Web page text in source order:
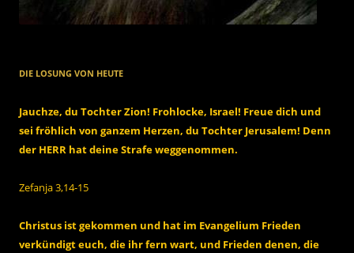
DIE LOSUNG VON HEUTE
Jauchze, du Tochter Zion! Frohlocke, Israel! Freue dich und
sei fröhlich von ganzem Herzen, du Tochter Jerusalem! Denn
der HERR hat deine Strafe weggenommen.
Zefanja 3,14-15
Christus ist gekommen und hat im Evangelium Frieden
verkündigt euch, die ihr fern wart, und Frieden denen, die